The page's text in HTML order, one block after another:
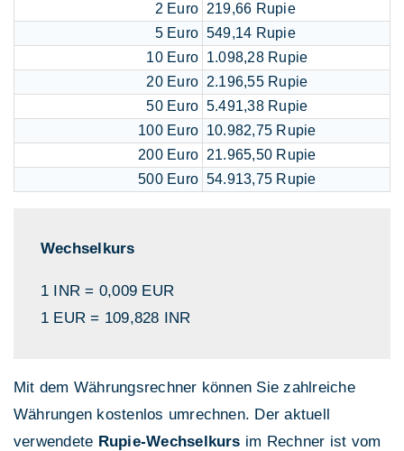
2 Euro 219,66 Rupie
5 Euro 549,14 Rupie
10 Euro 1.098,28 Rupie
20 Euro 2.196,55 Rupie
50 Euro 5.491,38 Rupie
100 Euro 10.982,75 Rupie
200 Euro 21.965,50 Rupie
500 Euro 54.913,75 Rupie
Wechselkurs
1 INR = 0,009 EUR
1 EUR = 109,828 INR
Mit dem Währungsrechner können Sie zahlreiche
Währungen kostenlos umrechnen. Der aktuell
verwendete Rupie-Wechselkurs im Rechner ist vom